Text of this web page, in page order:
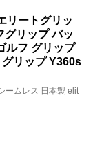
リートグリッ
グリップ バッ
ルフ グリップ
リップ Y360s
ームレス 日本製 elit